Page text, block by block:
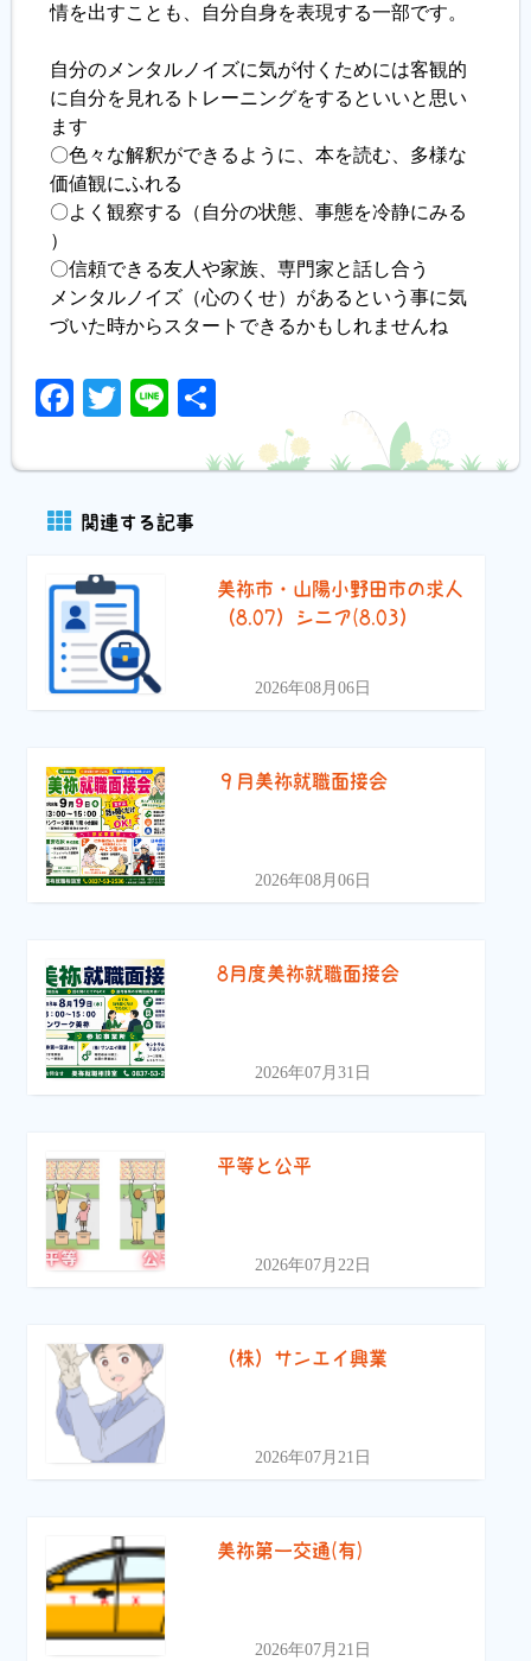
情を出すことも、自分自身を表現する一部です。
自分のメンタルノイズに気が付くためには客観的
に自分を見れるトレーニングをするといいと思い
ます
〇⾊々な解釈ができるように、本を読む、多様な
価値観にふれる
〇よく観察する（⾃分の状態、事態を冷静にみる
）
〇信頼できる友人や家族、専門家と話し合う
メンタルノイズ（心のくせ）があるという事に気
づいた時からスタートできるかもしれませんね
Facebook
Twitter
Line
関連する記事
美祢市・山陽小野田市の求人
（8.07）シニア(8.03）
2026年08月06日
９月美祢就職面接会
2026年08月06日
8月度美祢就職面接会
2026年07月31日
平等と公平
2026年07月22日
（株）サンエイ興業
2026年07月21日
美祢第一交通(有)
2026年07月21日